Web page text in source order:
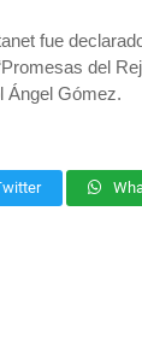
fue
del
Ángel Gómez.